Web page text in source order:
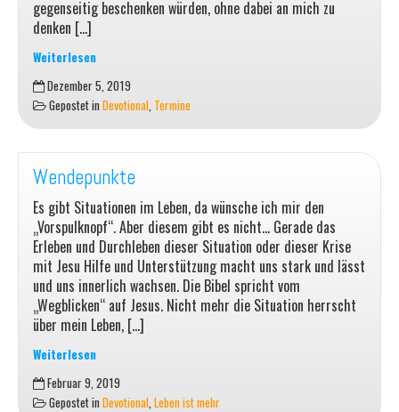
gegenseitig beschenken würden, ohne dabei an mich zu
denken […]
Weiterlesen
Heiligabend-
Gottesdienst
am
24.12.
um
15:00
Dezember 5, 2019
Gepostet inDevotional Termine
Wendepunkte
Es gibt Situationen im Leben, da wünsche ich mir den
„Vorspulknopf“. Aber diesem gibt es nicht… Gerade das
Erleben und Durchleben dieser Situation oder dieser Krise
mit Jesu Hilfe und Unterstützung macht uns stark und lässt
und uns innerlich wachsen. Die Bibel spricht vom
„Wegblicken“ auf Jesus. Nicht mehr die Situation herrscht
über mein Leben, […]
Weiterlesen
Wendepunkte
Februar 9, 2019
Gepostet inDevotional Leben ist mehr